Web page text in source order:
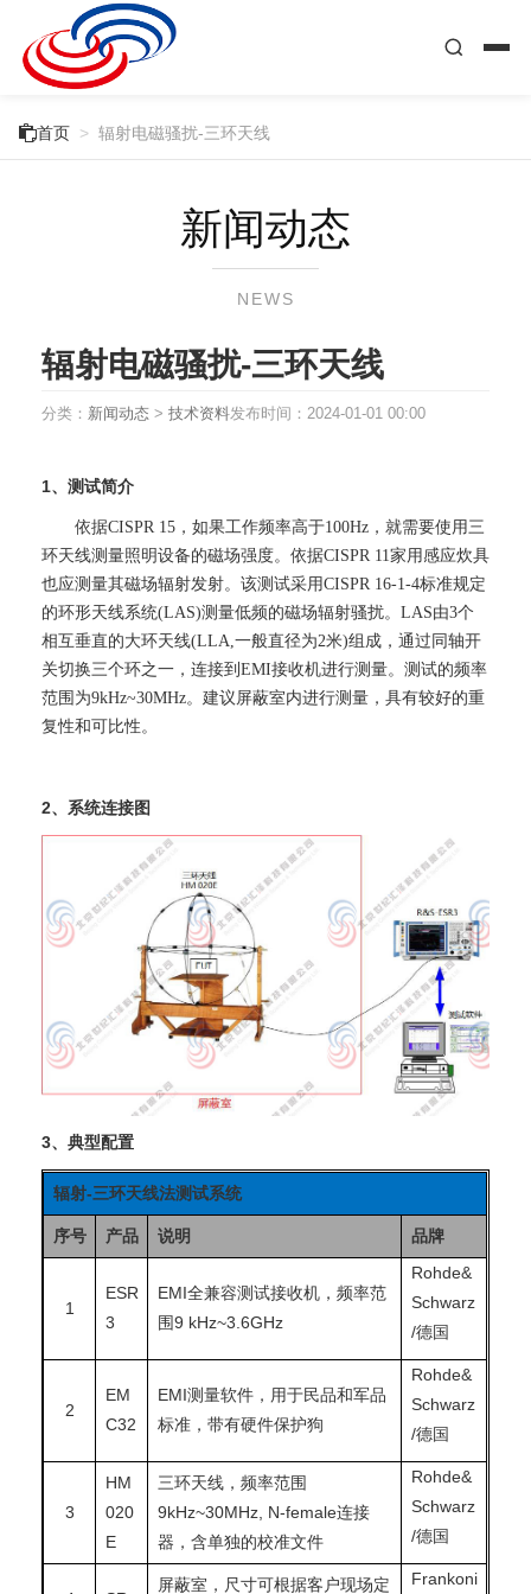
首页 > 辐射电磁骚扰-三环天线
新闻动态
NEWS
辐射电磁骚扰-三环天线
分类： 新闻动态 > 技术资料发布时间： 2024-01-01 00:00
1、测试简介
依据CISPR 15，如果工作频率高于100Hz，就需要使用三
环天线测量照明设备的磁场强度。依据CISPR 11家用感应炊具
也应测量其磁场辐射发射。该测试采用CISPR 16-1-4标准规定
的环形天线系统(LAS)测量低频的磁场辐射骚扰。LAS由3个
相互垂直的大环天线(LLA,一般直径为2米)组成，通过同轴开
关切换三个环之一，连接到EMI接收机进行测量。测试的频率
范围为9kHz~30MHz。建议屏蔽室内进行测量，具有较好的重
复性和可比性。
2、系统连接图
3、典型配置
辐射-三环天线法测试系统
序号 产品 说明 品牌
1
ESR
3
EMI全兼容测试接收机，频率范
围9 kHz~3.6GHz
Rohde&
Schwarz
/德国
2
EM
C32
EMI测量软件，用于民品和军品
标准，带有硬件保护狗
Rohde&
Schwarz
/德国
3
HM
020
E
三环天线，频率范围
9kHz~30MHz, N-female连接
器，含单独的校准文件
Rohde&
Schwarz
/德国
屏蔽室，尺寸可根据客户现场定 Frankoni